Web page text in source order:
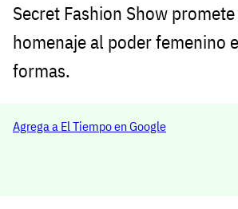
Secret Fashion Show
homenaje al poder femenino
formas.
Agrega a El Tiempo en Google